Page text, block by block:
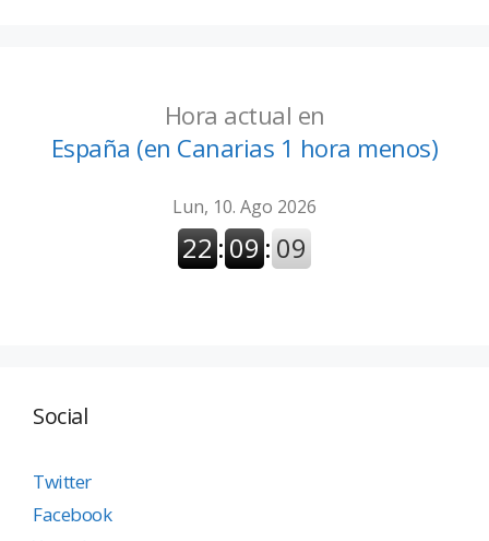
Hora actual en
España (en Canarias 1 hora menos)
Social
Twitter
Facebook